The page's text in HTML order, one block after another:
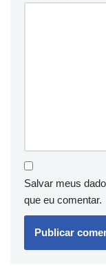
Salvar meus
que eu comentar.